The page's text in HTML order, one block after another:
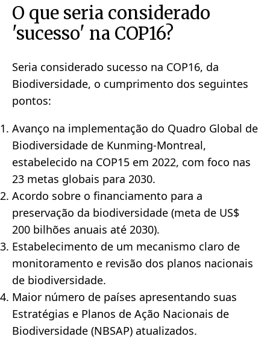
O que seria considerado
'sucesso' na COP16?
Seria considerado sucesso na COP16, da
Biodiversidade, o cumprimento dos seguintes
pontos:
Avanço na implementação do Quadro Global de
Biodiversidade de Kunming-Montreal,
estabelecido na COP15 em 2022, com foco nas
23 metas globais para 2030.
Acordo sobre o financiamento para a
preservação da biodiversidade (meta de US$
200 bilhões anuais até 2030).
Estabelecimento de um mecanismo claro de
monitoramento e revisão dos planos nacionais
de biodiversidade.
Maior número de países apresentando suas
Estratégias e Planos de Ação Nacionais de
Biodiversidade (NBSAP) atualizados.